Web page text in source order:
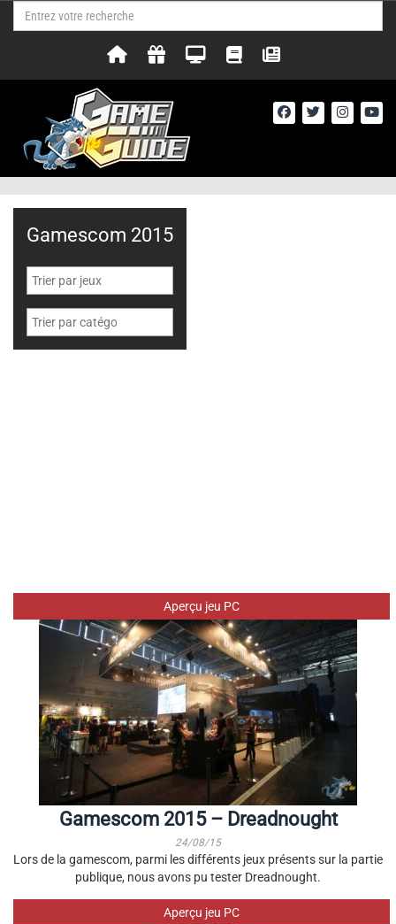
Aperçu jeu PC
Gamescom 2015 – Dreadnought
24/08/15
Lors de la gamescom, parmi les différents jeux présents sur la partie
publique, nous avons pu tester Dreadnought.
Aperçu jeu PC
Gamescom 2015